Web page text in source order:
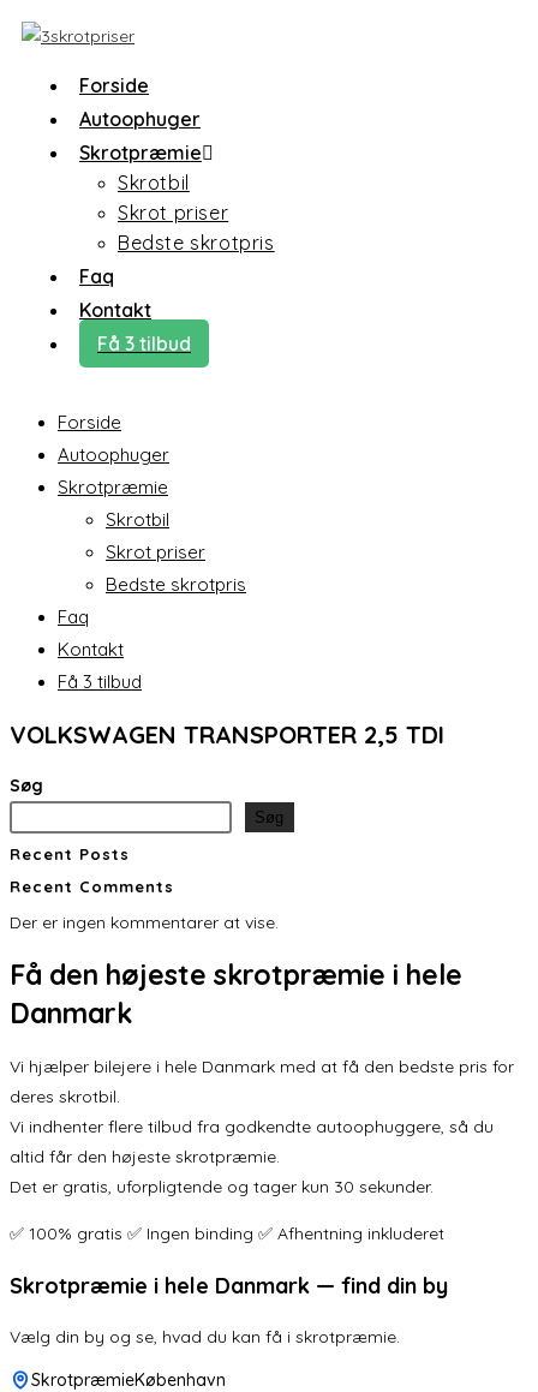
Skip
content
Forside
Autoophuger
Skrotpræmie
Skrotbil
Skrot priser
Bedste skrotpris
Faq
Kontakt
Få 3 tilbud
Forside
Autoophuger
Skrotpræmie
Skrotbil
Skrot priser
Bedste skrotpris
Faq
Kontakt
Få 3 tilbud
VOLKSWAGEN TRANSPORTER 2,5 TDI
Søg
Søg
Recent Posts
Recent Comments
Der er ingen kommentarer at vise.
Få den højeste skrotpræmie i hele
Danmark
Vi hjælper bilejere i hele Danmark med at få den bedste pris for
deres skrotbil.
Vi indhenter flere tilbud fra godkendte autoophuggere, så du
altid får den højeste skrotpræmie.
Det er gratis, uforpligtende og tager kun 30 sekunder.
✅ 100% gratis ✅ Ingen binding ✅ Afhentning inkluderet
Skrotpræmie i hele Danmark — find din by
Vælg din by og se, hvad du kan få i skrotpræmie.
SkrotpræmieKøbenhavn